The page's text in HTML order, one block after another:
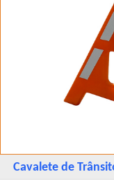
Cavalete de